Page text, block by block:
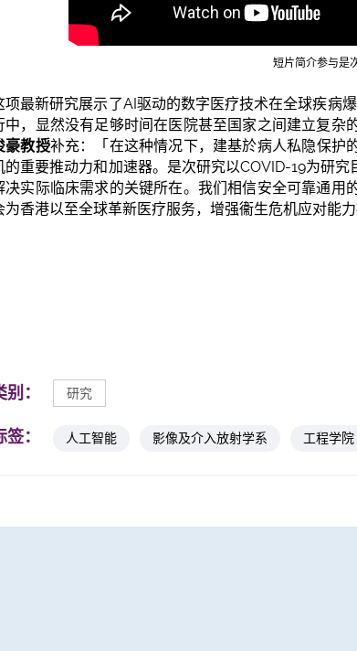
短片简介参与是
项最新研究展示了AI驱动的数字医疗技术在全球疾病
中，显然没有足够时间在医院甚至国家之间建立复
豪教授补充：「在这种情况下，建基於病人私隐保护
的重要推动力和加速器。是次研究以COVID-19为研
决实际临床需求的关键所在。我们相信安全可靠通
为香港以至全球革新医疗服务，增强衞生危机应对能力
别： 研究
签： 人工智能 影像及介入放射学系 工程学院